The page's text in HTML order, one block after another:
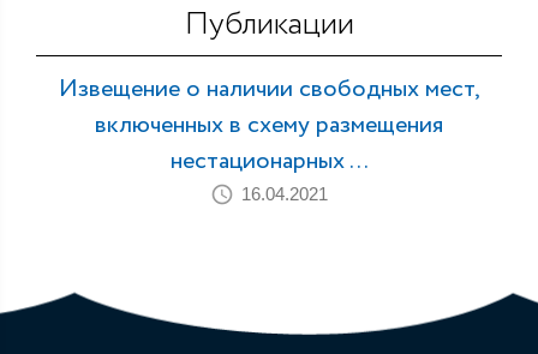
Публикации
Извещение о наличии свободных мест,
включенных в схему размещения
нестационарных ...
16.04.2021